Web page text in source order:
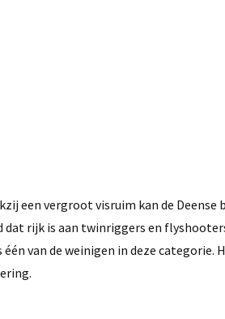
een vergroot visruim kan de
dat rijk is aan twinriggers en
van de weinigen in deze